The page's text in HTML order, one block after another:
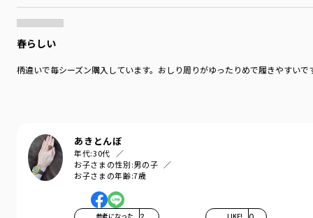
春らしい
柄違いで毎シーズン購入しています。おしり周りがゆったりめで履きやすい
あきとんぼ
年代:30代
お子さまの性別:男の子
お子さまの年齢:7歳